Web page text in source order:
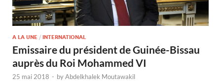
A LA UNE / INTERNATIONAL
Emissaire du président de Guinée-Bissau
auprès du Roi Mohammed VI
25 mai 2018 - byAbdelkhalek Moutawakil